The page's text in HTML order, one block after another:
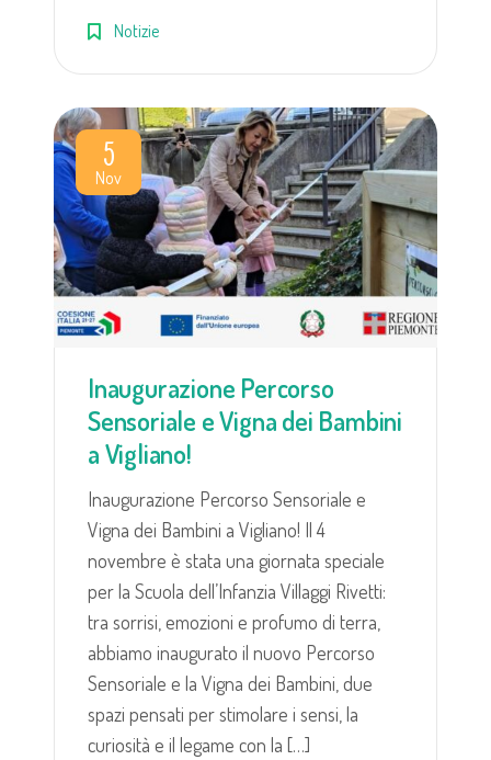
Notizie
5
Nov
Inaugurazione Percorso
Sensoriale e Vigna dei Bambini
a Vigliano!
Inaugurazione Percorso Sensoriale e
Vigna dei Bambini a Vigliano! Il 4
novembre è stata una giornata speciale
per la Scuola dell’Infanzia Villaggi Rivetti:
tra sorrisi, emozioni e profumo di terra,
abbiamo inaugurato il nuovo Percorso
Sensoriale e la Vigna dei Bambini, due
spazi pensati per stimolare i sensi, la
curiosità e il legame con la […]